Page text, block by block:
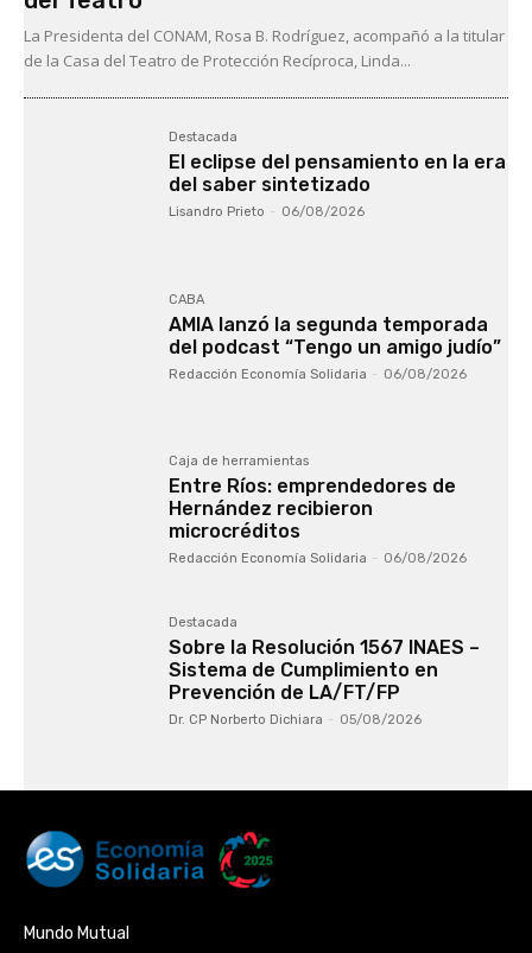
La Presidenta del CONAM, Rosa B. Rodríguez, acompañó a la titular
de la Casa del Teatro de Protección Recíproca, Linda...
Destacada
El eclipse del pensamiento en la era
del saber sintetizado
Lisandro Prieto - 06/08/2026
CABA
AMIA lanzó la segunda temporada
del podcast “Tengo un amigo judío”
Redacción Economía Solidaria - 06/08/2026
Caja de herramientas
Entre Ríos: emprendedores de
Hernández recibieron
microcréditos
Redacción Economía Solidaria - 06/08/2026
Destacada
Sobre la Resolución 1567 INAES –
Sistema de Cumplimiento en
Prevención de LA/FT/FP
Dr. CP Norberto Dichiara - 05/08/2026
Mundo Mutual